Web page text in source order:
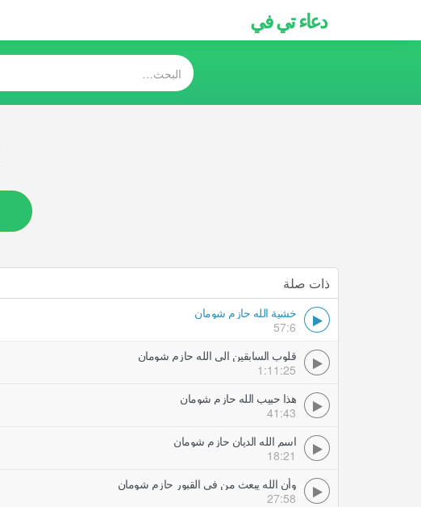
دعاء تي في
ذات صلة
خشية الله حازم شومان
57:6
قلوب السابقين الى الله حازم شومان
1:11:25
هذا حبيب الله حازم شومان
41:43
اسم الله الديان حازم شومان
18:21
وأن الله يبعث من فى القبور حازم شومان
27:58